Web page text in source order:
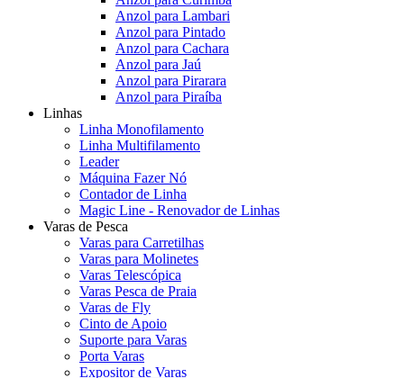
Anzol para Lambari
Anzol para Pintado
Anzol para Cachara
Anzol para Jaú
Anzol para Pirarara
Anzol para Piraíba
Linhas
Linha Monofilamento
Linha Multifilamento
Leader
Máquina Fazer Nó
Contador de Linha
Magic Line - Renovador de Linhas
Varas de Pesca
Varas para Carretilhas
Varas para Molinetes
Varas Telescópica
Varas Pesca de Praia
Varas de Fly
Cinto de Apoio
Suporte para Varas
Porta Varas
Expositor de Varas